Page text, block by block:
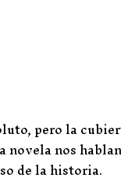
pero la
nos
de la historia.